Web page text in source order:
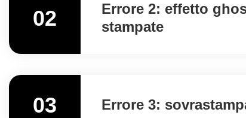
02
Errore 2: effetto
stampate
03 Errore 3: